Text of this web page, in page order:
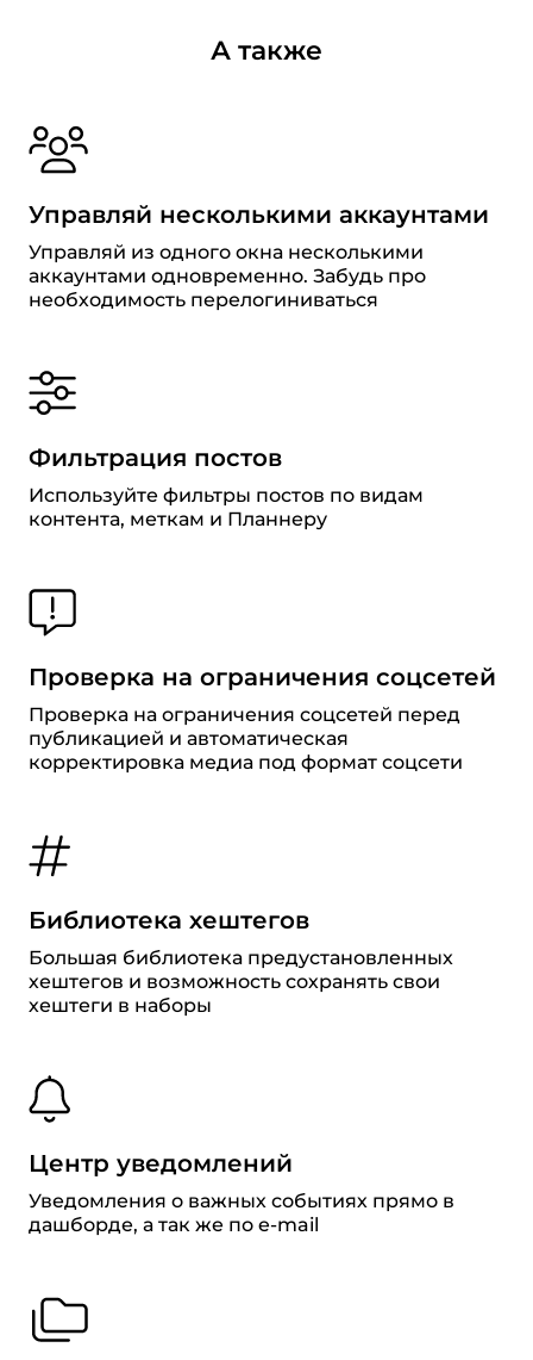
А также
Управляй несколькими аккаунтами
Управляй из одного окна несколькими
аккаунтами одновременно. Забудь про
необходимость перелогиниваться
Фильтрация постов
Используйте фильтры постов по видам
контента, меткам и Планнеру
Проверка на ограничения соцсетей
Проверка на ограничения соцсетей перед
публикацией и автоматическая
корректировка медиа под формат соцсети
Библиотека хештегов
Большая библиотека предустановленных
хештегов и возможность сохранять свои
хештеги в наборы
Центр уведомлений
Уведомления о важных событиях прямо в
дашборде, а так же по e-mail